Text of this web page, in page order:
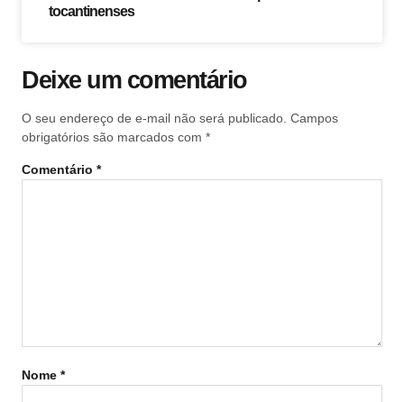
tocantinenses
Deixe um comentário
O seu endereço de e-mail não será publicado. Campos
obrigatórios são marcados com *
Comentário *
Nome *